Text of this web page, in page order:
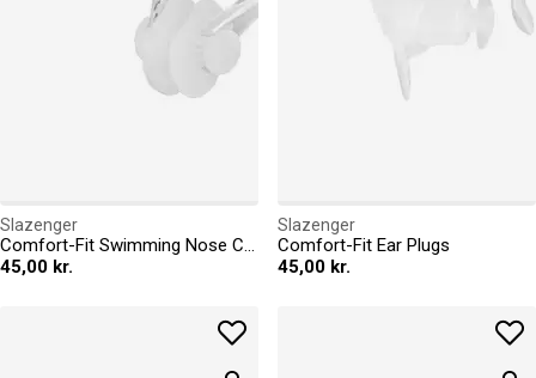
Slazenger
Comfort-Fit Swimming Nose Clip
45,00 kr.
Slazenger
Comfort-Fit Ear Plugs
45,00 kr.